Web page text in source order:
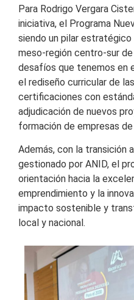
Para Rodrigo Vergara
iniciativa, el Programa
siendo un pilar
meso-región centro-sur de
desafíos que tenemos en
el rediseño curricular de
certificaciones con
adjudicación de nuevos
formación de empresas
Además, con la transición
gestionado por ANID, el
orientación hacia la
emprendimiento y la
impacto sostenible y
local y nacional.